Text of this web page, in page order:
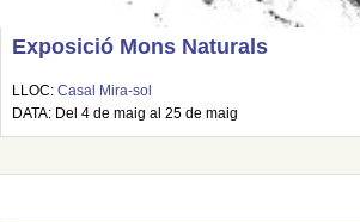
Exposició Mons Naturals
LLOC: Casal Mira-sol
DATA: Del 4 de maig al 25 de maig